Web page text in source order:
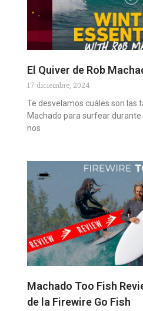
El Quiver de Rob
17 diciembre, 2024
Te desvelamos cuáles son las
Machado para surfear
nos
Machado Too Fish
de la Firewire Go Fish